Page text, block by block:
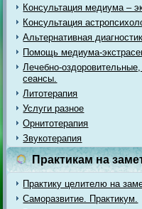
Консультация медиума –
Консультация
Альтернативная
Помощь медиума-
Лечебно-
сеансы.
Литотерапия
Услуги разное
Орнитотерапия
Звукотерапия
Практикам на
Практику целителю на
Саморазвитие. Практикум.